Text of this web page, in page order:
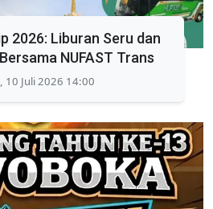
2026: Liburan Seru dan
NUFAST Trans
10 Juli 2026 14:00